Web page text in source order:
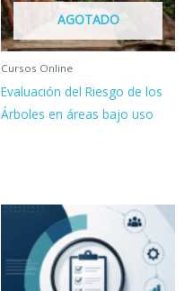
AGOTADO
Cursos Online
Evaluación del Riesgo de los
Árboles en áreas bajo uso